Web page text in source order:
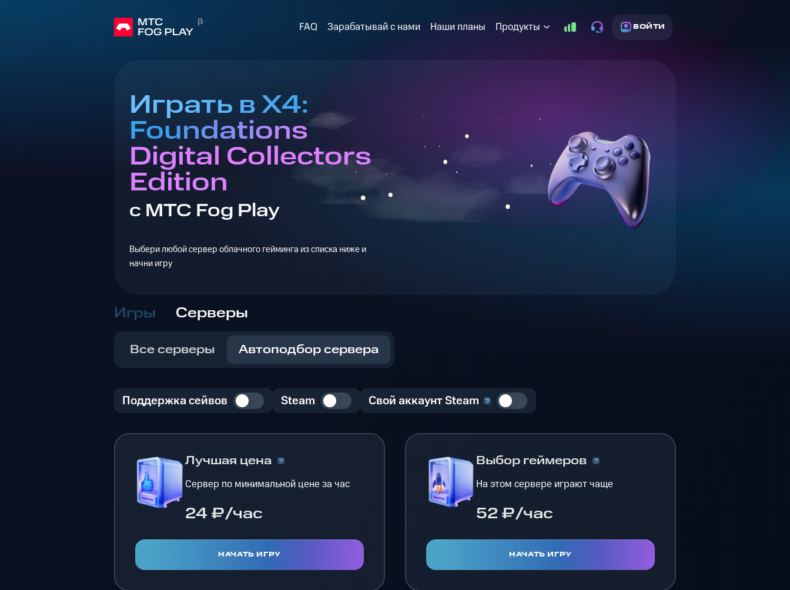
FAQ Зарабатывай с нами Наши планы Продукты ВОЙТИ
Играть в X4:
Foundations
Digital Collectors
Edition
с МТС Fog Play
Выбери любой сервер облачного гейминга из списка ниже и
начни игру
Игры Серверы
Все серверы Автоподбор сервера
Поддержка сейвов Steam Свой аккаунт Steam
Лучшая цена
Сервер по минимальной цене за час
24 ₽/час
НАЧАТЬ ИГРУ
Выбор геймеров
На этом сервере играют чаще
52 ₽/час
НАЧАТЬ ИГРУ